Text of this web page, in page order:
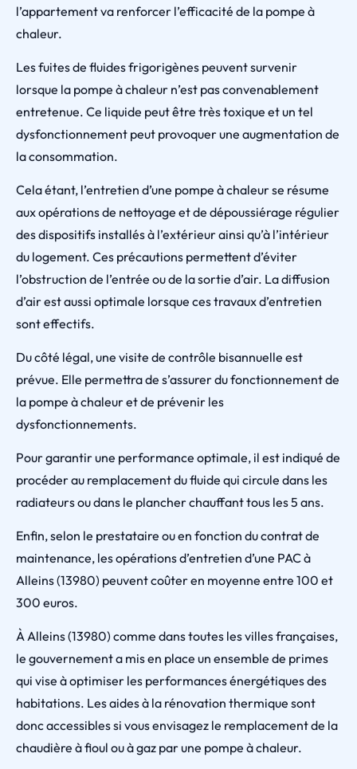
l’appartement va renforcer l’efficacité de la pompe à
chaleur.
Les fuites de fluides frigorigènes peuvent survenir
lorsque la pompe à chaleur n’est pas convenablement
entretenue. Ce liquide peut être très toxique et un tel
dysfonctionnement peut provoquer une augmentation de
la consommation.
Cela étant, l’entretien d’une pompe à chaleur se résume
aux opérations de nettoyage et de dépoussiérage régulier
des dispositifs installés à l’extérieur ainsi qu’à l’intérieur
du logement. Ces précautions permettent d’éviter
l’obstruction de l’entrée ou de la sortie d’air. La diffusion
d’air est aussi optimale lorsque ces travaux d’entretien
sont effectifs.
Du côté légal, une visite de contrôle bisannuelle est
prévue. Elle permettra de s’assurer du fonctionnement de
la pompe à chaleur et de prévenir les
dysfonctionnements.
Pour garantir une performance optimale, il est indiqué de
procéder au remplacement du fluide qui circule dans les
radiateurs ou dans le plancher chauffant tous les 5 ans.
Enfin, selon le prestataire ou en fonction du contrat de
maintenance, les opérations d’entretien d’une PAC à
Alleins (13980) peuvent coûter en moyenne entre 100 et
300 euros.
À Alleins (13980) comme dans toutes les villes françaises,
le gouvernement a mis en place un ensemble de primes
qui vise à optimiser les performances énergétiques des
habitations. Les aides à la rénovation thermique sont
donc accessibles si vous envisagez le remplacement de la
chaudière à fioul ou à gaz par une pompe à chaleur.